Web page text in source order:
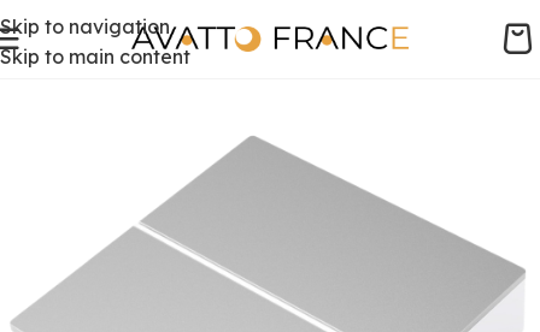
Skip to navigation
Skip to main content